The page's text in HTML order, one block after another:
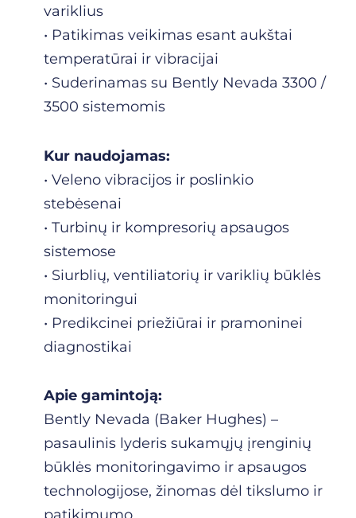
variklius
• Patikimas veikimas esant aukštai
temperatūrai ir vibracijai
• Suderinamas su Bently Nevada 3300 /
3500 sistemomis
Kur naudojamas:
• Veleno vibracijos ir poslinkio
stebėsenai
• Turbinų ir kompresorių apsaugos
sistemose
• Siurblių, ventiliatorių ir variklių būklės
monitoringui
• Predikcinei priežiūrai ir pramoninei
diagnostikai
Apie gamintoją:
Bently Nevada (Baker Hughes) –
pasaulinis lyderis sukamųjų įrenginių
būklės monitoringavimo ir apsaugos
technologijose, žinomas dėl tikslumo ir